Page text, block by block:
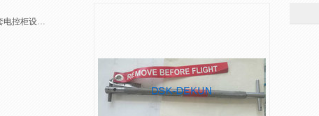
厂房/工业/设备配套电控柜设计制作调试